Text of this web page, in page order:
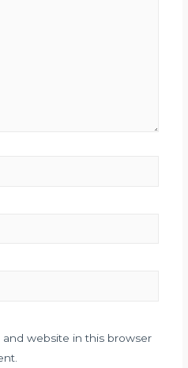
and website in this browser